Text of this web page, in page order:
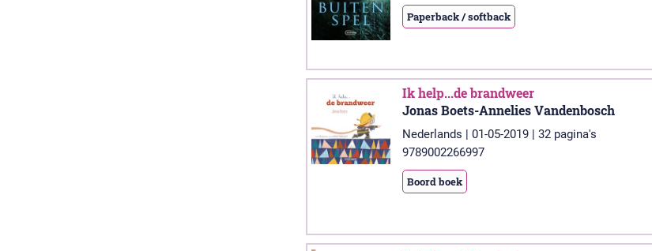
Paperback / softback
Ik help...de brandweer
Jonas Boets-Annelies Vandenbosch
Nederlands | 01-05-2019 | 32 pagina's
9789002266997
Boord boek